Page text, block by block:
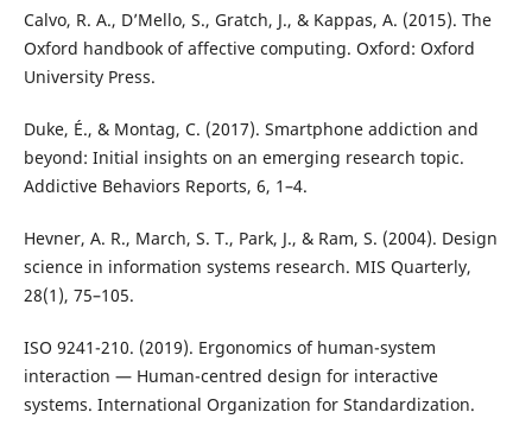
Calvo, R. A., D’Mello, S., Gratch, J., & Kappas, A. (2015). The
Oxford handbook of affective computing. Oxford: Oxford
University Press.
Duke, É., & Montag, C. (2017). Smartphone addiction and
beyond: Initial insights on an emerging research topic.
Addictive Behaviors Reports, 6, 1–4.
Hevner, A. R., March, S. T., Park, J., & Ram, S. (2004). Design
science in information systems research. MIS Quarterly,
28(1), 75–105.
ISO 9241-210. (2019). Ergonomics of human-system
interaction — Human-centred design for interactive
systems. International Organization for Standardization.